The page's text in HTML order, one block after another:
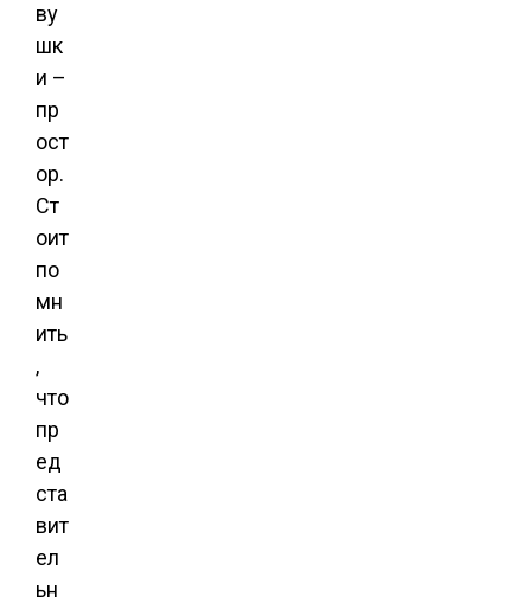
ву
шк
и –
пр
ост
ор.
Ст
оит
по
мн
ить
,
что
пр
ед
ста
вит
ел
ьн